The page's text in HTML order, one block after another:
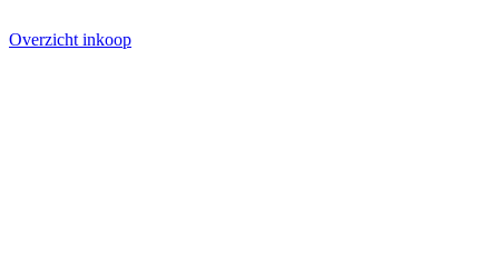
Overzicht inkoop